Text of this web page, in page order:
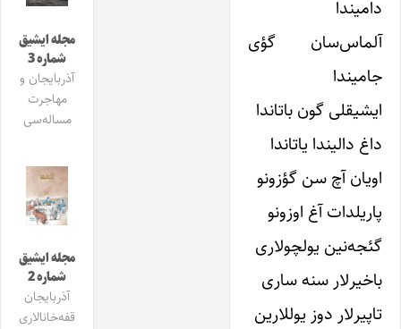
دامیندا
آلماس‌سان گؤی
جامیندا
ایشیقلی گون باتاندا
داغ دالیندا یاتاندا
اویان آچ سن گؤزونو
پاریلدات آغ اوزونو
گئجه‌نین یولچولاری
باخیرلار سنه ساری
تاپیرلار دوز یوللارین
مجله ایشیق
شماره 3
آذربایجان و
مهاجرت
مساله‌سی
مجله ایشیق
شماره 2
آذربایجان
قفه‌خانالاری